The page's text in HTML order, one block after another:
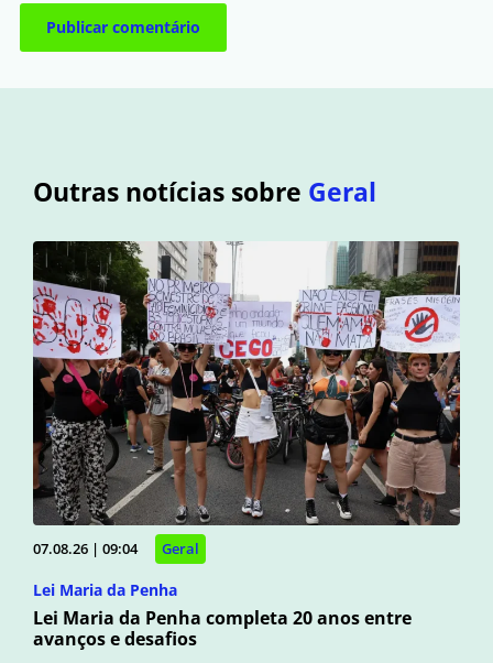
Outras notícias sobre Geral
07.08.26 | 09:04 Geral
Lei Maria da Penha
Lei Maria da Penha completa 20 anos entre
avanços e desafios